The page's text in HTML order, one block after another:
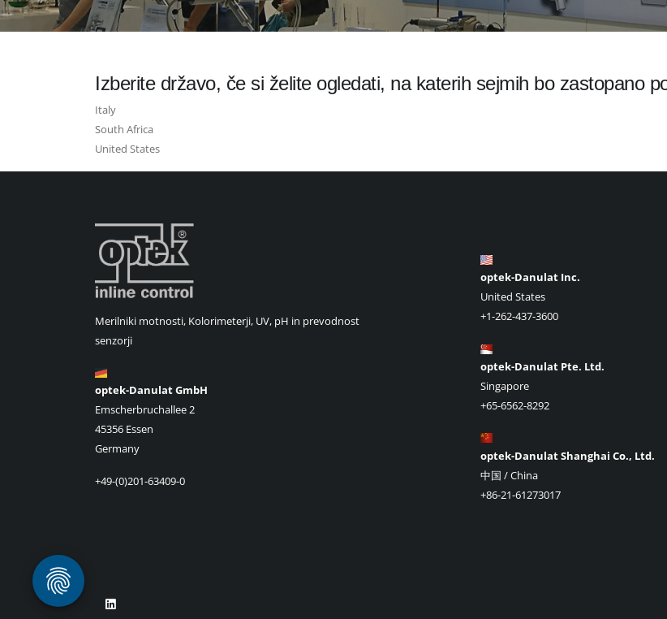
Izberite državo, če si želite ogledati, na katerih sejmih bo zastopano
Italy
South Africa
United States
Merilniki motnosti, Kolorimeterji, UV, pH in prevodnost
senzorji
optek-Danulat GmbH
Emscherbruchallee 2
45356 Essen
Germany
+49-(0)201-63409-0
optek-Danulat Inc.
United States
+1-262-437-3600
optek-Danulat Pte. Ltd.
Singapore
+65-6562-8292
optek-Danulat Shanghai Co., Ltd.
中国 / China
+86-21-61273017